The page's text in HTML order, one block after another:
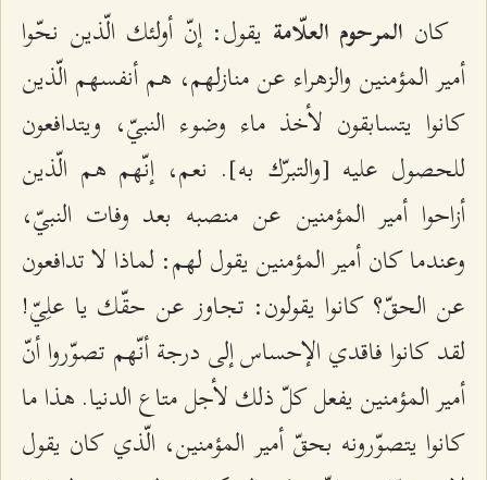
كان المرحوم العلّامة يقول: إنّ أولئك الّذين نحّوا
أمير المؤمنين والزهراء عن منازلهم، هم أنفسهم الّذين
كانوا يتسابقون لأخذ ماء وضوء النبيّ، ويتدافعون
للحصول عليه [والتبرّك به]. نعم، إنّهم هم الّذين
أزاحوا أمير المؤمنين عن منصبه بعد وفات النبيّ،
وعندما كان أمير المؤمنين يقول لهم: لماذا لا تدافعون
عن الحقّ؟ كانوا يقولون: تجاوز عن حقّك يا علِيّ!
لقد كانوا فاقدي الإحساس إلى درجة أنّهم تصوّروا أنّ
أمير المؤمنين يفعل كلّ ذلك لأجل متاع الدنيا. هذا ما
كانوا يتصوّرونه بحقّ أمير المؤمنين، الّذي كان يقول